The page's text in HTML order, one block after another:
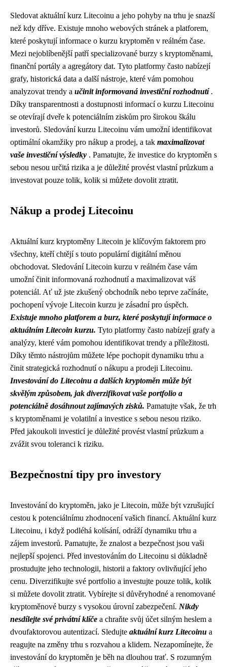
Sledovat aktuální kurz Litecoinu a jeho pohyby na trhu je snazší
než kdy dříve. Existuje mnoho webových stránek a platforem,
které poskytují informace o kurzu kryptoměn v reálném čase.
Mezi nejoblíbenější patří specializované burzy s kryptoměnami,
finanční portály a agregátory dat. Tyto platformy často nabízejí
grafy, historická data a další nástroje, které vám pomohou
analyzovat trendy a učinit informovaná investiční rozhodnutí.
Díky transparentnosti a dostupnosti informací o kurzu Litecoinu
se otevírají dveře k potenciálním ziskům pro širokou škálu
investorů. Sledování kurzu Litecoinu vám umožní identifikovat
optimální okamžiky pro nákup a prodej, a tak maximalizovat
vaše investiční výsledky . Pamatujte, že investice do kryptoměn s
sebou nesou určitá rizika a je důležité provést vlastní průzkum a
investovat pouze tolik, kolik si můžete dovolit ztratit.
Nákup a prodej Litecoinu
Aktuální kurz kryptoměny Litecoin je klíčovým faktorem pro
všechny, kteří chtějí s touto populární digitální měnou
obchodovat. Sledování Litecoin kurzu v reálném čase vám
umožní činit informovaná rozhodnutí a maximalizovat váš
potenciál. Ať už jste zkušený obchodník nebo teprve začínáte,
pochopení vývoje Litecoin kurzu je zásadní pro úspěch.
Existuje mnoho platforem a burz, které poskytují informace o
aktuálním Litecoin kurzu. Tyto platformy často nabízejí grafy a
analýzy, které vám pomohou identifikovat trendy a příležitosti.
Díky těmto nástrojům můžete lépe pochopit dynamiku trhu a
činit strategická rozhodnutí o nákupu a prodeji Litecoinu.
Investování do Litecoinu a dalších kryptoměn může být
skvělým způsobem, jak diverzifikovat vaše portfolio a
potenciálně dosáhnout zajímavých zisků. Pamatujte však, že trh
s kryptoměnami je volatilní a investice s sebou nesou riziko.
Před jakoukoli investicí je důležité provést vlastní průzkum a
zvážit svou toleranci k riziku.
Bezpečnostní tipy pro investory
Investování do kryptoměn, jako je Litecoin, může být vzrušující
cestou k potenciálnímu zhodnocení vašich financí. Aktuální kurz
Litecoinu, i když podléhá kolísání, odráží dynamiku trhu a
zájem investorů. Pamatujte, že znalost a bezpečnost jsou vaši
nejlepší spojenci. Před investováním do Litecoinu si důkladně
prostudujte jeho technologii, historii a faktory ovlivňující jeho
cenu. Diverzifikujte své portfolio a investujte pouze tolik, kolik
si můžete dovolit ztratit. Vybírejte si důvěryhodné a renomované
kryptoměnové burzy s vysokou úrovní zabezpečení. Nikdy
nesdílejte své privátní klíče a chraňte svůj účet silným heslem a
dvoufaktorovou autentizací. Sledujte aktuální kurz Litecoinu a
reagujte na změny trhu s rozvahou a klidem. Nezapomínejte, že
investování do kryptoměn je běh na dlouhou trať. S rozumným